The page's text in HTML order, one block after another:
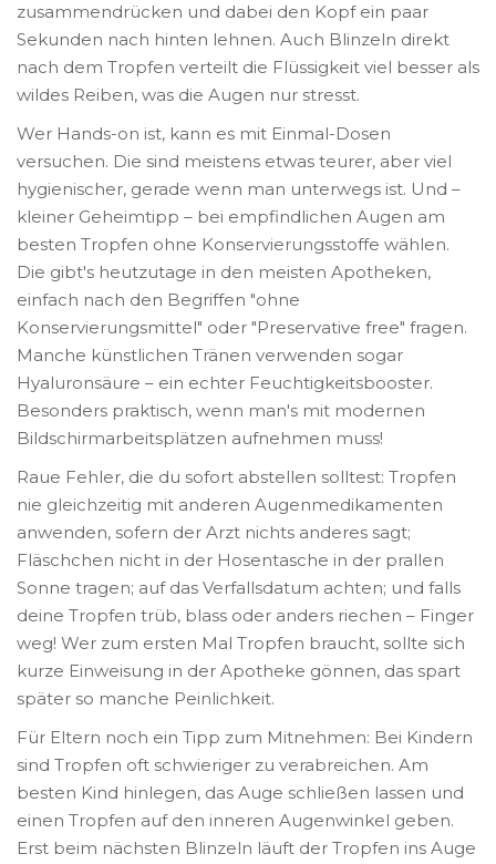
zusammendrücken und dabei den Kopf ein paar
Sekunden nach hinten lehnen. Auch Blinzeln direkt
nach dem Tropfen verteilt die Flüssigkeit viel besser als
wildes Reiben, was die Augen nur stresst.
Wer Hands-on ist, kann es mit Einmal-Dosen
versuchen. Die sind meistens etwas teurer, aber viel
hygienischer, gerade wenn man unterwegs ist. Und –
kleiner Geheimtipp – bei empfindlichen Augen am
besten Tropfen ohne Konservierungsstoffe wählen.
Die gibt's heutzutage in den meisten Apotheken,
einfach nach den Begriffen "ohne
Konservierungsmittel" oder "Preservative free" fragen.
Manche künstlichen Tränen verwenden sogar
Hyaluronsäure – ein echter Feuchtigkeitsbooster.
Besonders praktisch, wenn man's mit modernen
Bildschirmarbeitsplätzen aufnehmen muss!
Raue Fehler, die du sofort abstellen solltest: Tropfen
nie gleichzeitig mit anderen Augenmedikamenten
anwenden, sofern der Arzt nichts anderes sagt;
Fläschchen nicht in der Hosentasche in der prallen
Sonne tragen; auf das Verfallsdatum achten; und falls
deine Tropfen trüb, blass oder anders riechen – Finger
weg! Wer zum ersten Mal Tropfen braucht, sollte sich
kurze Einweisung in der Apotheke gönnen, das spart
später so manche Peinlichkeit.
Für Eltern noch ein Tipp zum Mitnehmen: Bei Kindern
sind Tropfen oft schwieriger zu verabreichen. Am
besten Kind hinlegen, das Auge schließen lassen und
einen Tropfen auf den inneren Augenwinkel geben.
Erst beim nächsten Blinzeln läuft der Tropfen ins Auge